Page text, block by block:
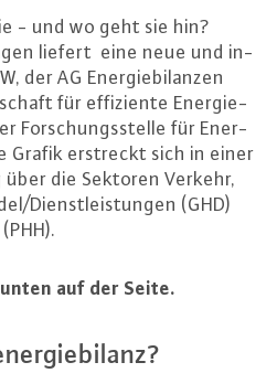
- und wo geht sie hin?
liefert eine neue und in­
der AG En­er­gie­bi­lan­zen
für ef­fi­zi­en­te En­er­gie­
For­schungs­stel­le für En­er­
Grafik erstreckt sich in einer
die Sektoren Verkehr,
Dienst­leis­tun­gen (GHD)
auf der Seite.